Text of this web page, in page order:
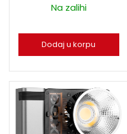
Na zalihi
Dodaj u korpu